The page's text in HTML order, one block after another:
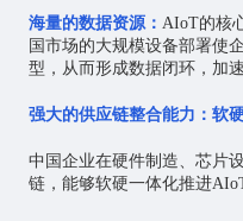
海量的数据资源： AIoT的核
国市场的大规模设备部署使
型，从而形成数据闭环，加
强大的供应链整合能力：软
中国企业在硬件制造、芯片
链，能够软硬一体化推进